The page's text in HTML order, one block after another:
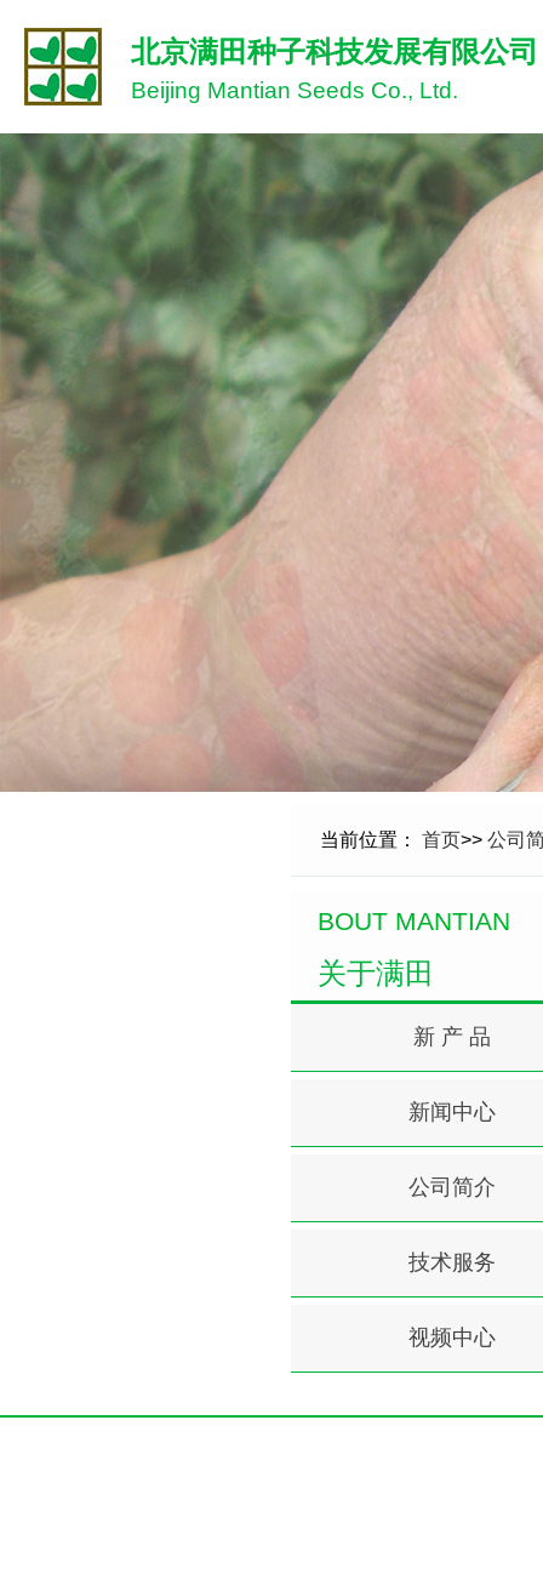
北京满田种子科技发展有限公司
Beijing Mantian Seeds Co., Ltd.
当前位置： 首页>> 公司
BOUT MANTIAN
关于满田
新 产 品
新闻中心
公司简介
技术服务
视频中心